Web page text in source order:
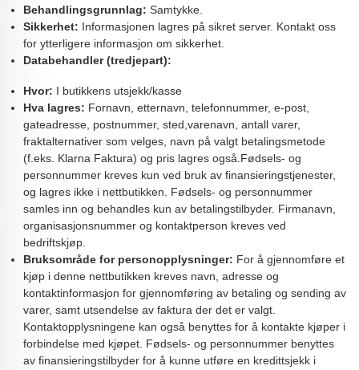
Behandlingsgrunnlag: Samtykke.
Sikkerhet: Informasjonen lagres på sikret server. Kontakt oss
for ytterligere informasjon om sikkerhet.
Databehandler (tredjepart):
Hvor: I butikkens utsjekk/kasse
Hva lagres: Fornavn, etternavn, telefonnummer, e-post,
gateadresse, postnummer, sted,varenavn, antall varer,
fraktalternativer som velges, navn på valgt betalingsmetode
(f.eks. Klarna Faktura) og pris lagres også.Fødsels- og
personnummer kreves kun ved bruk av finansieringstjenester,
og lagres ikke i nettbutikken. Fødsels- og personnummer
samles inn og behandles kun av betalingstilbyder. Firmanavn,
organisasjonsnummer og kontaktperson kreves ved
bedriftskjøp.
Bruksområde for personopplysninger: For å gjennomføre et
kjøp i denne nettbutikken kreves navn, adresse og
kontaktinformasjon for gjennomføring av betaling og sending av
varer, samt utsendelse av faktura der det er valgt.
Kontaktopplysningene kan også benyttes for å kontakte kjøper i
forbindelse med kjøpet. Fødsels- og personnummer benyttes
av finansieringstilbyder for å kunne utføre en kredittsjekk i